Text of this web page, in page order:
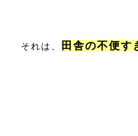
それは、 田舎の不便す